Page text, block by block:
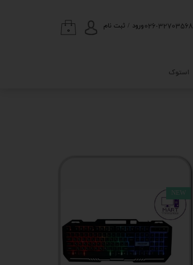
استوک
ورود / ثبت نام
۰ 026-32703568
NEW